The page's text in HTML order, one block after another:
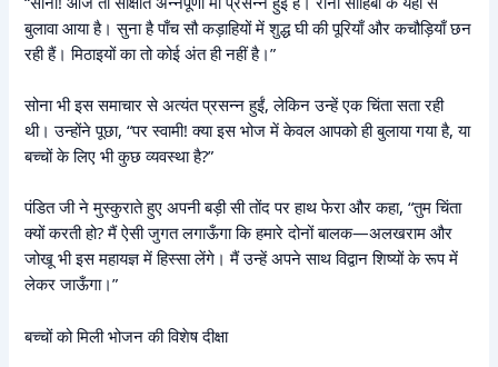
बुलावा आया है। सुना है पाँच सौ कड़ाहियों में शुद्ध घी की पूरियाँ और कचौड़ियाँ छन
रही हैं। मिठाइयों का तो कोई अंत ही नहीं है।”
सोना भी इस समाचार से अत्यंत प्रसन्न हुईं, लेकिन उन्हें एक चिंता सता रही
थी। उन्होंने पूछा, “पर स्वामी! क्या इस भोज में केवल आपको ही बुलाया गया है, या
बच्चों के लिए भी कुछ व्यवस्था है?”
पंडित जी ने मुस्कुराते हुए अपनी बड़ी सी तोंद पर हाथ फेरा और कहा, “तुम चिंता
क्यों करती हो? मैं ऐसी जुगत लगाऊँगा कि हमारे दोनों बालक—अलखराम और
जोखू भी इस महायज्ञ में हिस्सा लेंगे। मैं उन्हें अपने साथ विद्वान शिष्यों के रूप में
लेकर जाऊँगा।”
बच्चों को मिली भोजन की विशेष दीक्षा